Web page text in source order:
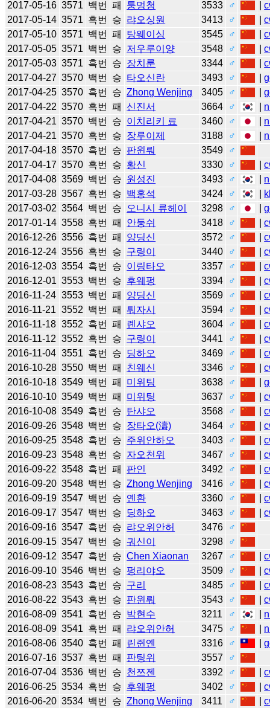
2017-05-16 3571 백번 패 퉁멍청 3533 ♂ |
2017-05-14 3571 흑번 승 랴오싱원 3413 ♂ |
2017-05-10 3571 백번 패 탕웨이싱 3545 ♂ |
2017-05-05 3571 백번 승 저우루이양 3548 ♂ |
2017-05-03 3571 흑번 승 장치룬 3344 ♂ |
2017-04-27 3570 백번 승 타오신란 3493 ♂ |
2017-04-25 3570 흑번 승 Zhong Wenjing 3405 ♂ |
2017-04-22 3570 흑번 패 신진서 3664 ♂
2017-04-21 3570 백번 승 이치리키 료 3460 ♂
2017-04-21 3570 흑번 승 장루이제 3188 ♂
2017-04-18 3570 흑번 승 판윈뤄 3549
♂
2017-04-17 3570 흑번 승 황신 3330 ♂ |
2017-04-08 3569 백번 승 원성진 3493 ♂
2017-03-28 3567 흑번 승 백홍석 3424 ♂
2017-03-02 3564 백번 승 오니시 류헤이 3298 ♂ |
2017-01-14 3558 흑번 패 안둥쉬 3418 ♂ |
2016-12-26 3556 흑번 패 양딩신 3572 ♂ |
2016-12-24 3556 흑번 승 구링이 3440 ♂ |
2016-12-03 3554 흑번 승 이링타오 3357 ♂ |
2016-12-01 3553 백번 승 후웨펑 3394 ♂ |
2016-11-24 3553 백번 패 양딩신 3569 ♂ |
2016-11-21 3552 백번 패 퉈자시 3594 ♂ |
2016-11-18 3552 흑번 패 롄샤오 3604 ♂ |
2016-11-12 3552 흑번 승 구링이 3441 ♂ |
2016-11-04 3551 흑번 승 딩하오 3469 ♂ |
2016-10-28 3550 백번 패 친웨신 3346 ♂ |
2016-10-18 3549 백번 패 미위팅 3638 ♂ |
2016-10-10 3549 백번 패 미위팅 3637 ♂ |
2016-10-08 3549 흑번 승 탄샤오 3568 ♂ |
2016-09-26 3548 백번 승 장타오(濤) 3464 ♂ |
2016-09-25 3548 흑번 승 주위안하오 3403 ♂ |
2016-09-23 3548 흑번 승 자오천위 3467 ♂ |
2016-09-22 3548 흑번 패 판인 3492 ♂ |
2016-09-20 3548 백번 승 Zhong Wenjing 3416 ♂ |
2016-09-19 3547 백번 승 옌환 3360 ♂ |
2016-09-17 3547 백번 승 딩하오 3463 ♂ |
2016-09-16 3547 흑번 승 랴오위안허 3476
♂
2016-09-15 3547 백번 승 궈신이 3298
♂
2016-09-12 3547 흑번 승 Chen Xiaonan 3267 ♂ |
2016-09-10 3546 백번 승 펑리야오 3509 ♂ |
2016-08-23 3543 흑번 승 구리 3485 ♂ |
2016-08-22 3543 흑번 승 판윈뤄 3543 ♂ |
2016-08-09 3541 흑번 승 박현수 3211 ♂
2016-08-09 3541 흑번 패 랴오위안허 3475 ♂
2016-08-06 3540 흑번 패 린쥔옌 3316 ♂ |
2016-07-16 3537 흑번 패 판팅위 3557
♂
2016-07-04 3536 백번 승 천쯔젠 3392 ♂ |
2016-06-25 3534 흑번 승 후웨펑 3402 ♂ |
2016-06-20 3534 백번 승 Zhong Wenjing 3411 ♂ |